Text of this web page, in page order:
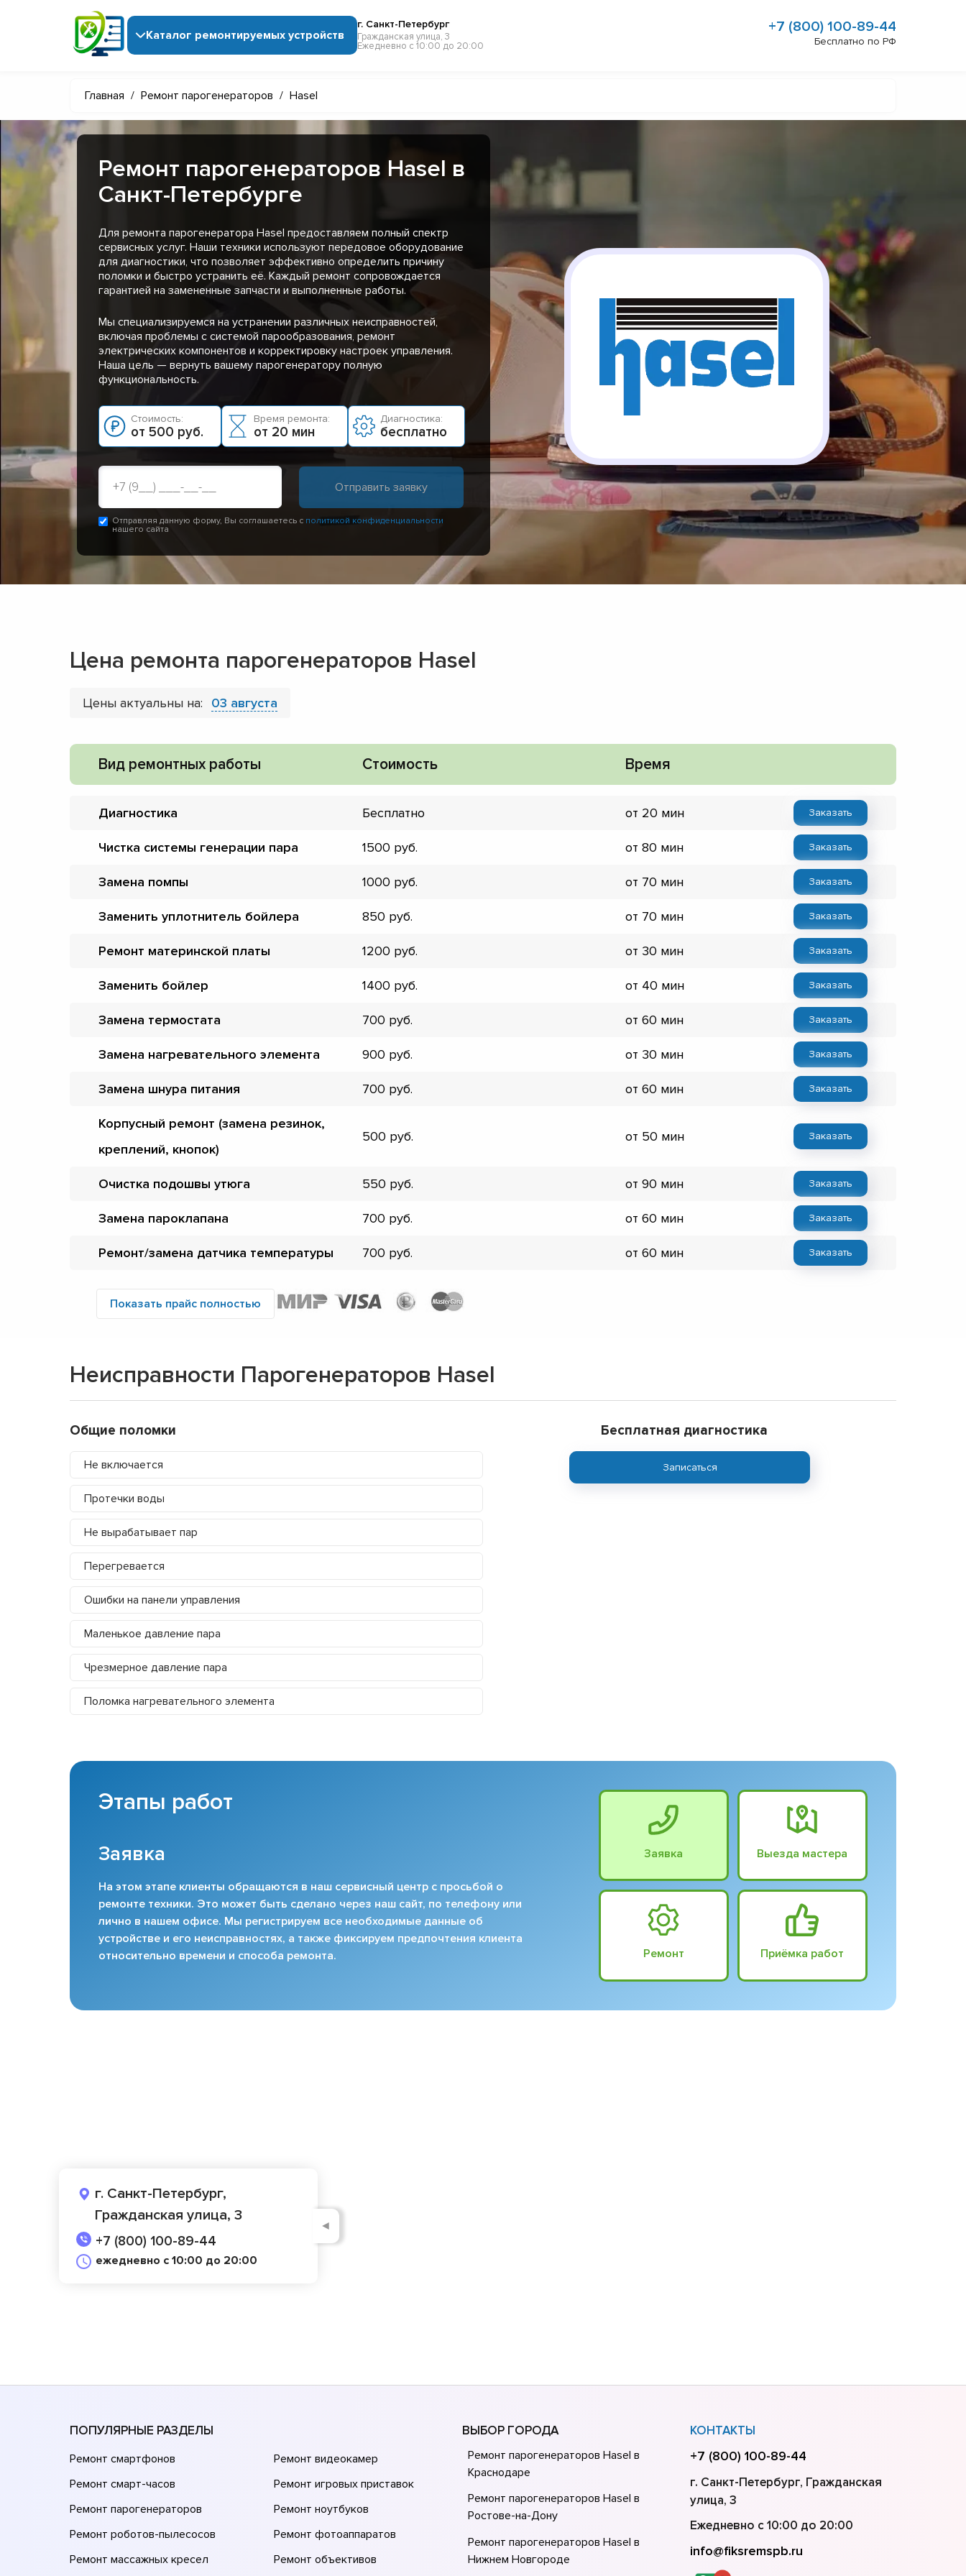
Каталог ремонтируемых устройств
г. Санкт-Петербург
Гражданская улица, 3
Ежедневно с 10:00 до 20:00
+7 (800) 100-89-44
Бесплатно по РФ
Главная / Ремонт парогенераторов / Hasel
Ремонт парогенераторов Hasel в
Санкт-Петербурге
Для ремонта парогенератора Hasel предоставляем полный спектр
сервисных услуг. Наши техники используют передовое оборудование
для диагностики, что позволяет эффективно определить причину
поломки и быстро устранить её. Каждый ремонт сопровождается
гарантией на замененные запчасти и выполненные работы.
Мы специализируемся на устранении различных неисправностей,
включая проблемы с системой парообразования, ремонт
электрических компонентов и корректировку настроек управления.
Наша цель — вернуть вашему парогенератору полную
функциональность.
Стоимость:
от 500 руб.
Время ремонта:
от 20 мин
Диагностика:
бесплатно
Отправляя данную форму, Вы соглашаетесь с политикой конфиденциальности
нашего сайта
Цена ремонта парогенераторов Hasel
Цены актуальны на: 03 августа
Вид ремонтных работы Стоимость Время
Диагностика Бесплатно от 20 мин Заказать
Чистка системы генерации пара 1500 от 80 мин Заказать
Замена помпы 1000 от 70 мин Заказать
Заменить уплотнитель бойлера 850 от 70 мин Заказать
Ремонт материнской платы 1200 от 30 мин Заказать
Заменить бойлер 1400 от 40 мин Заказать
Замена термостата 700 от 60 мин Заказать
Замена нагревательного элемента 900 от 30 мин Заказать
Замена шнура питания 700 от 60 мин Заказать
Корпусный ремонт (замена резинок,
креплений, кнопок)
500 от 50 мин Заказать
Очистка подошвы утюга 550 от 90 мин Заказать
Замена пароклапана 700 от 60 мин Заказать
Ремонт/замена датчика температуры 700 от 60 мин Заказать
Показать прайс полностью
Неисправности Парогенераторов Hasel
Общие поломки
Не включается
Протечки воды
Не вырабатывает пар
Перегревается
Ошибки на панели управления
Маленькое давление пара
Чрезмерное давление пара
Поломка нагревательного элемента
Бесплатная диагностика
Записаться
Этапы работ
Заявка
На этом этапе клиенты обращаются в наш сервисный центр с просьбой о
ремонте техники. Это может быть сделано через наш сайт, по телефону или
лично в нашем офисе. Мы регистрируем все необходимые данные об
устройстве и его неисправностях, а также фиксируем предпочтения клиента
относительно времени и способа ремонта.
Заявка Выезда мастера
Ремонт Приёмка работ
г. Санкт-Петербург,
Гражданская улица, 3
+7 (800) 100-89-44
ежедневно с 10:00 до 20:00
◄
ПОПУЛЯРНЫЕ РАЗДЕЛЫ
Ремонт смартфонов
Ремонт смарт-часов
Ремонт парогенераторов
Ремонт роботов-пылесосов
Ремонт массажных кресел
Ремонт видеокамер
Ремонт игровых приставок
Ремонт ноутбуков
Ремонт фотоаппаратов
Ремонт объективов
ВЫБОР ГОРОДА
Ремонт парогенераторов Hasel в
Краснодаре
Ремонт парогенераторов Hasel в
Ростове-на-Донy
Ремонт парогенераторов Hasel в
Нижнем Новгороде
КОНТАКТЫ
+7 (800) 100-89-44
г. Санкт-Петербург, Гражданская
улица, 3
Ежедневно с 10:00 до 20:00
info@fiksremspb.ru